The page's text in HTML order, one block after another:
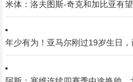
米体：洛夫图斯-奇克和加比亚有
年少有为！亚马尔刚过19岁生日